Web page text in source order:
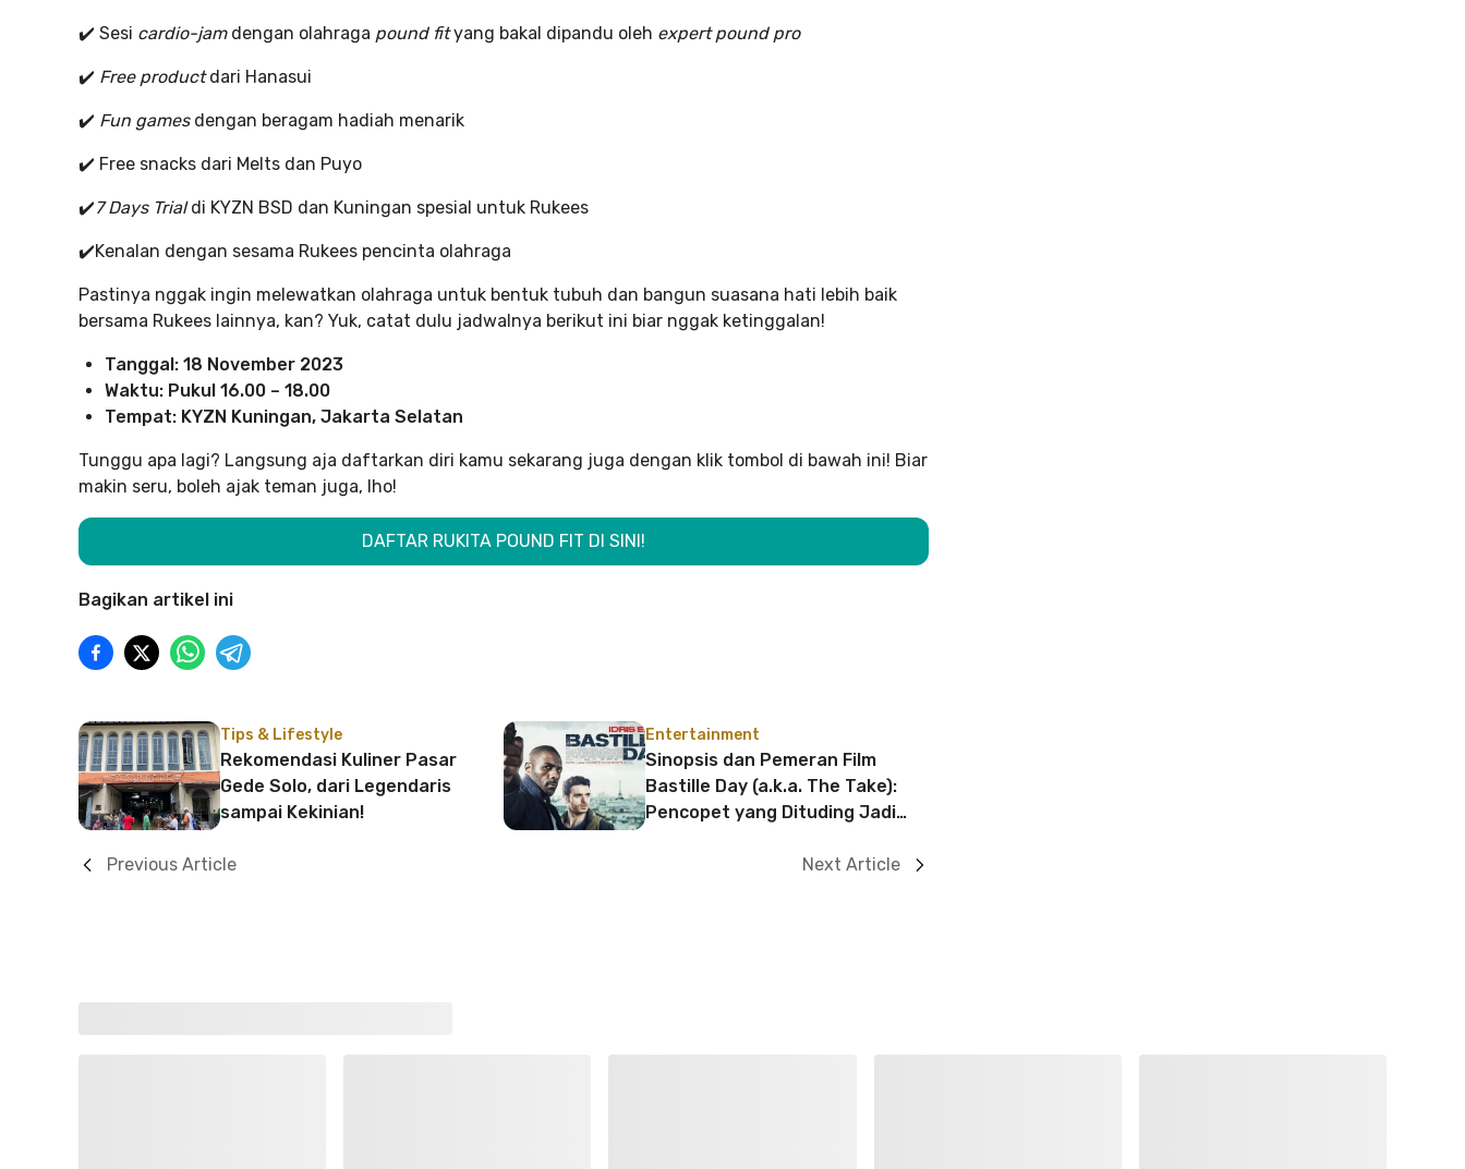
✔️ Sesi cardio-jamdengan olahraga pound fityang bakal dipandu oleh expert pound pro
✔️ Free productdari Hanasui
✔️ Fun gamesdengan beragam hadiah menarik
✔️ Free snacks dari Melts dan Puyo
✔️7 Days Trialdi KYZN BSD dan Kuningan spesial untuk Rukees
✔️Kenalan dengan sesama Rukees pencinta olahraga
Pastinya nggak ingin melewatkan olahraga untuk bentuk tubuh dan bangun suasana hati lebih baik
bersama Rukees lainnya, kan? Yuk, catat dulu jadwalnya berikut ini biar nggak ketinggalan!
Tanggal: 18 November 2023
Waktu: Pukul 16.00 – 18.00
Tempat: KYZN Kuningan, Jakarta Selatan
Tunggu apa lagi? Langsung aja daftarkan diri kamu sekarang juga dengan klik tombol di bawah ini! Biar
makin seru, boleh ajak teman juga, lho!
DAFTAR RUKITA POUND FIT DI SINI!
Bagikan artikel ini
Tips & Lifestyle
Rekomendasi Kuliner Pasar
Gede Solo, dari Legendaris
sampai Kekinian!
Previous Article
Entertainment
Sinopsis dan Pemeran Film
Bastille Day (a.k.a. The Take):
Pencopet yang Dituding Jadi
Next Article